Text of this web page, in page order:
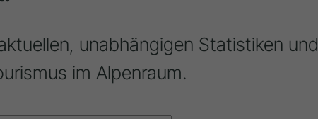
unabhängigen Statistiken und
im Alpenraum.